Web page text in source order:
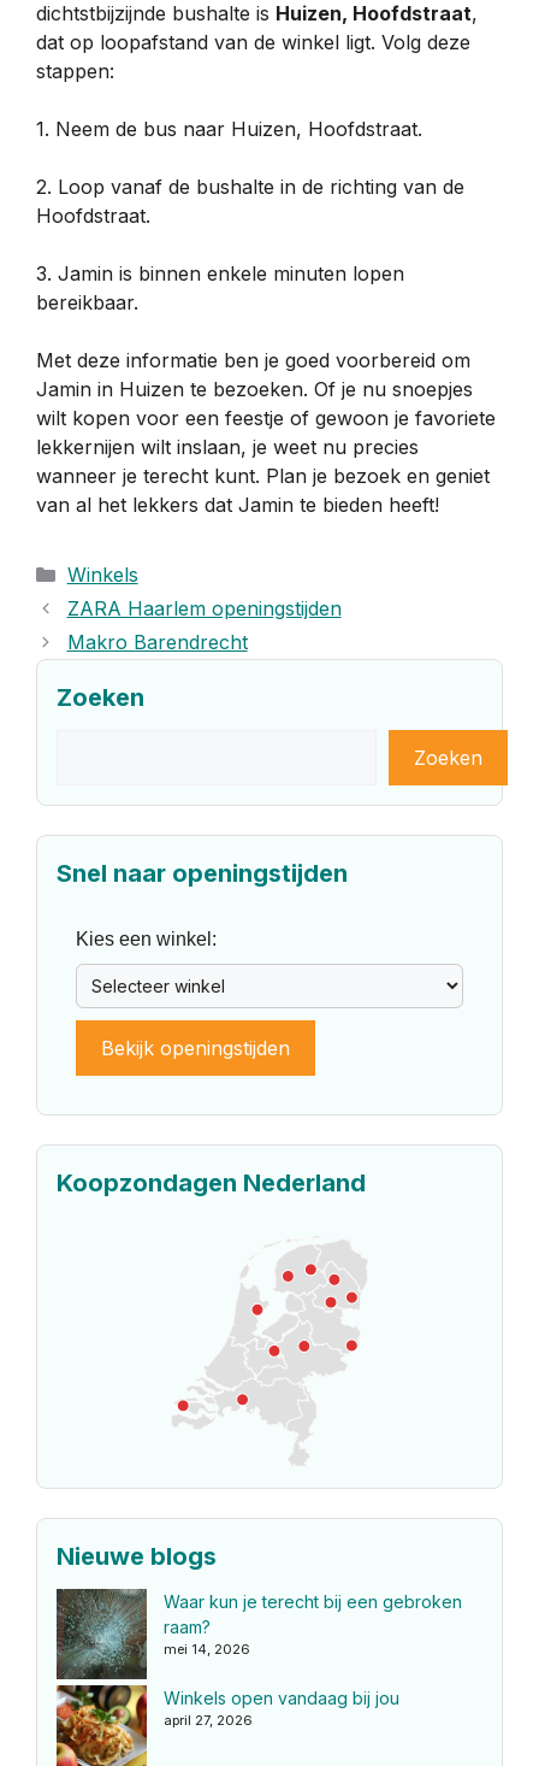
dichtstbijzijnde bushalte is Huizen, Hoofdstraat,
dat op loopafstand van de winkel ligt. Volg deze
stappen:
1. Neem de bus naar Huizen, Hoofdstraat.
2. Loop vanaf de bushalte in de richting van de
Hoofdstraat.
3. Jamin is binnen enkele minuten lopen
bereikbaar.
Met deze informatie ben je goed voorbereid om
Jamin in Huizen te bezoeken. Of je nu snoepjes
wilt kopen voor een feestje of gewoon je favoriete
lekkernijen wilt inslaan, je weet nu precies
wanneer je terecht kunt. Plan je bezoek en geniet
van al het lekkers dat Jamin te bieden heeft!
Categorieën
Winkels
ZARA Haarlem openingstijden
Makro Barendrecht
Zoeken
Zoeken
Snel naar openingstijden
Kies een winkel:
Bekijk openingstijden
Koopzondagen Nederland
Nieuwe blogs
Waar kun je terecht bij een gebroken
raam?
mei 14, 2026
Winkels open vandaag bij jou
april 27, 2026